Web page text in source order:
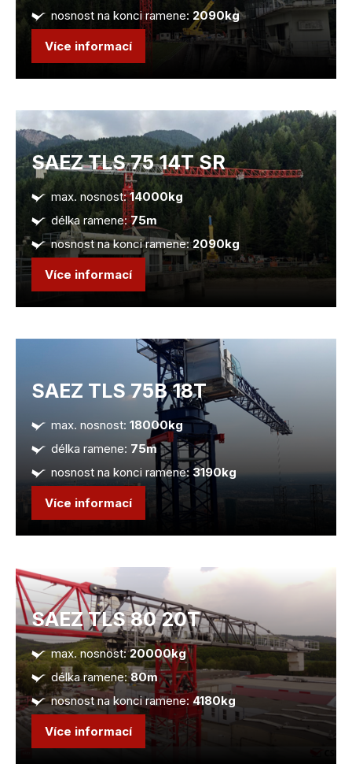
nosnost na konci ramene: 2090kg
Více informací
SAEZ TLS 75 14T SR
max. nosnost:14000kg
délka ramene:75m
nosnost na konci ramene:2090kg
Více informací
SAEZ TLS 75B 18T
max. nosnost: 18000kg
délka ramene: 75m
nosnost na konci ramene: 3190kg
Více informací
SAEZ TLS 80 20T
max. nosnost:20000kg
délka ramene:80m
nosnost na konci ramene: 4180kg
Více informací